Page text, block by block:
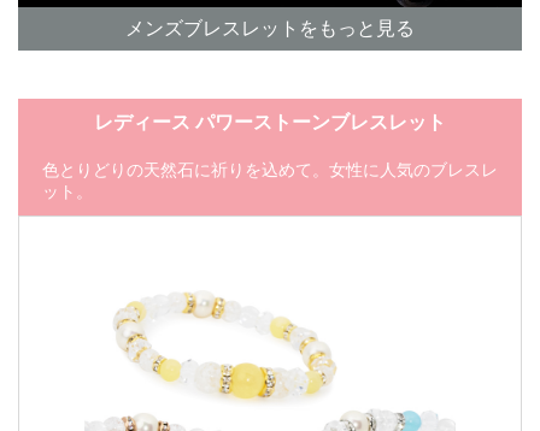
メンズブレスレットをもっと見る
レディース パワーストーンブレスレット
色とりどりの天然石に祈りを込めて。女性に人気のブレスレ
ット。